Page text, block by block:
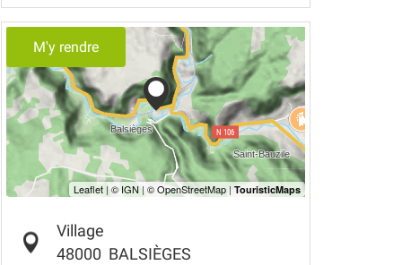
M'y rendre
Village
48000 BALSIÈGES